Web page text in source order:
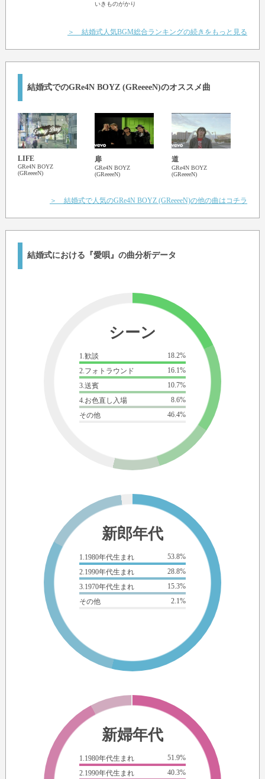
いきものがかり
＞ 結婚式人気BGM総合ランキングの続きをもっと見る
結婚式でのGRe4N BOYZ (GReeeeN)のオススメ曲
LIFE
GRe4N BOYZ
(GReeeeN)
扉
GRe4N BOYZ
(GReeeeN)
道
GRe4N BOYZ
(GReeeeN)
＞ 結婚式で人気のGRe4N BOYZ (GReeeeN)の他の曲はコチラ
結婚式における『愛唄』の曲分析データ
シーン
1.歓談
18.2%
2.フォトラウンド
16.1%
3.送賓
10.7%
4.お色直し入場
8.6%
その他
46.4%
新郎年代
1.1980年代生まれ
53.8%
2.1990年代生まれ
28.8%
3.1970年代生まれ
15.3%
その他
2.1%
新婦年代
1.1980年代生まれ
51.9%
2.1990年代生まれ
40.3%